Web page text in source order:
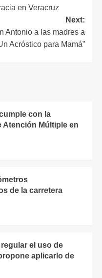
en Veracruz
Next:
Antonio a las madres a
Acróstico para Mamá”
con la
Múltiple en
de la carretera
el uso de
aplicarlo de